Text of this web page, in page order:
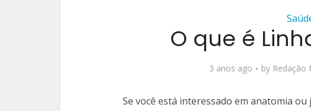
O que é
3 anos ago by Redação
Se você está interessado em anatomia